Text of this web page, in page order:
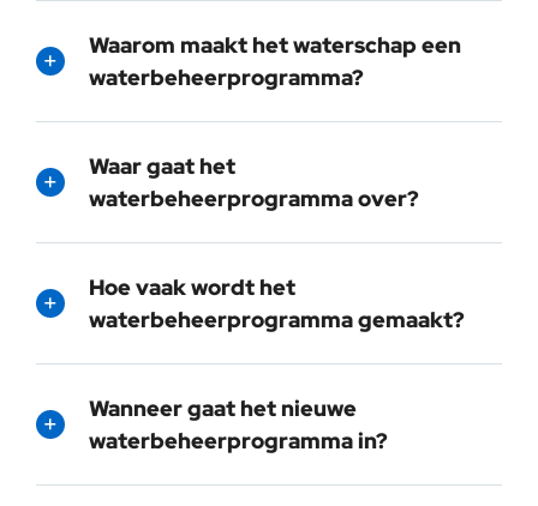
Waarom maakt het waterschap een
waterbeheerprogramma?
Waar gaat het
waterbeheerprogramma over?
Hoe vaak wordt het
waterbeheerprogramma gemaakt?
Wanneer gaat het nieuwe
waterbeheerprogramma in?